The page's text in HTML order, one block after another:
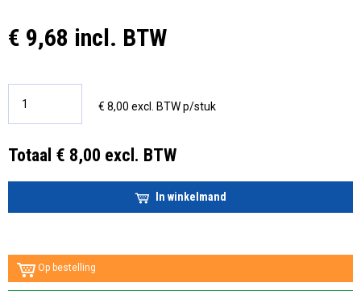
€ 9,68 incl. BTW
€ 8,00 excl. BTW p/stuk
Totaal € 8,00 excl. BTW
In winkelmand
Op bestelling